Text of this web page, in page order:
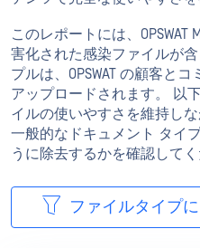
このレポートには、OPSWAT
害化された感染ファイルが
プルは、OPSWAT の顧客と
アップロードされます。 以
イルの使いやすさを維持し
一般的なドキュメント タイ
うに除去するかを確認してく
ファイルタイプ